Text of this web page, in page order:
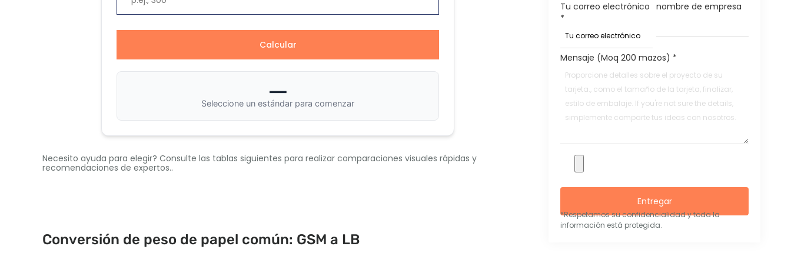
Calcular
—
Seleccione un estándar para comenzar
Necesito ayuda para elegir? Consulte las tablas siguientes para realizar comparaciones visuales rápidas y
recomendaciones de expertos..
Conversión de peso de papel común: GSM a LB
Tu correo electrónico
*
nombre de empresa
Mensaje (Moq 200 mazos) *
Entregar
*Respetamos su confidencialidad y toda la
información está protegida.